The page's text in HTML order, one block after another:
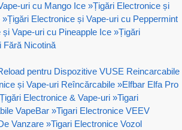
uri cu Mango Ice »Țigări Electronice și
»Țigări Electronice și Vape-uri cu Peppermint
Vape-uri cu Pineapple Ice »Țigări
Fără Nicotină
pentru Dispozitive VUSE Reincarcabile
și Vape-uri Reîncărcabile »Elfbar Elfa Pro
Electronice & Vape-uri »Tigari
VapeBar »Tigari Electronice VEEV
Vanzare »Tigari Electronice Vozol